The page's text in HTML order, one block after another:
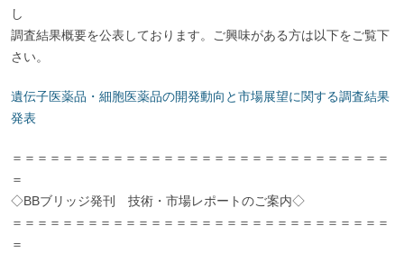
し
調査結果概要を公表しております。ご興味がある方は以下をご覧下
さい。
遺伝子医薬品・細胞医薬品の開発動向と市場展望に関する調査結果
発表
＝＝＝＝＝＝＝＝＝＝＝＝＝＝＝＝＝＝＝＝＝＝＝＝＝＝＝＝＝＝
＝
◇BBブリッジ発刊 技術・市場レポートのご案内◇
＝＝＝＝＝＝＝＝＝＝＝＝＝＝＝＝＝＝＝＝＝＝＝＝＝＝＝＝＝＝
＝